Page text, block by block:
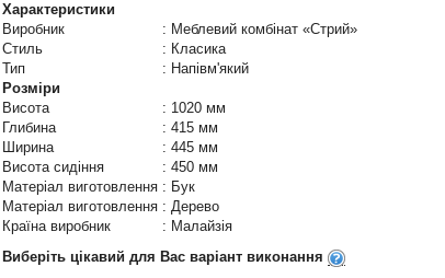
Характеристики
Виробник
: Меблевий комбінат «Стрий»
Стиль
: Класика
Тип
: Напівм'який
Розміри
Висота
: 1020 мм
Глибина
: 415 мм
Ширина
: 445 мм
Висота сидіння
: 450 мм
Матеріал виготовлення : Бук
Матеріал виготовлення : Дерево
Країна виробник
: Малайзія
Виберіть цікавий для Вас варіант виконання